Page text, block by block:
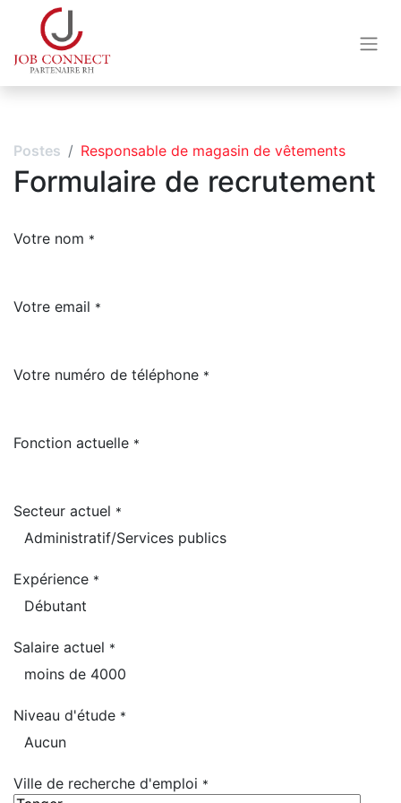
Postes Responsable de magasin de vêtements
Formulaire de recrutement
Votre nom *
Votre email *
Votre numéro de téléphone *
Fonction actuelle *
Secteur actuel *
Expérience *
Salaire actuel *
Niveau d'étude *
Ville de recherche d'emploi *